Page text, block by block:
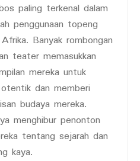
paling terkenal dalam
penggunaan topeng
Banyak rombongan
teater memasukkan
mereka untuk
dan memberi
budaya mereka.
menghibur penonton
tentang sejarah dan
kaya.